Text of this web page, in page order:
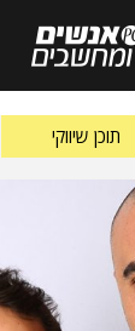
תוכן שיווקי